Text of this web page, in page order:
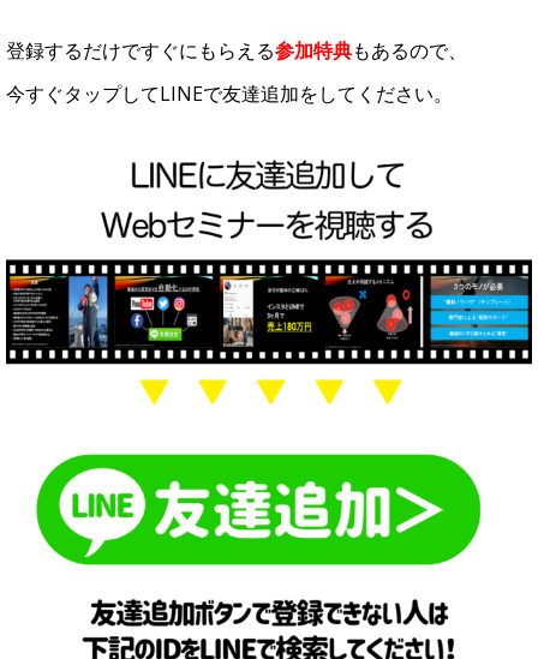
登録するだけですぐにもらえる参加特典もあるので、
今すぐタップしてLINEで友達追加をしてください。